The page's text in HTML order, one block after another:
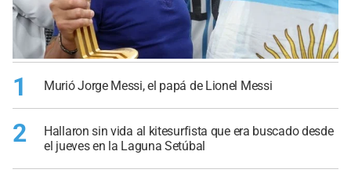
1 Murió Jorge Messi, el papá de Lionel Messi
2
Hallaron sin vida al kitesurfista que era buscado desde
el jueves en la Laguna Setúbal